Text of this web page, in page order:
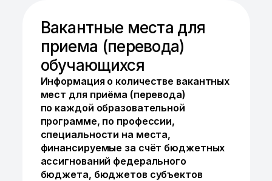
Вакантные места для
приема (перевода)
обучающихся
Информация о количестве вакантных
мест для приёма (перевода)
по каждой образовательной
программе, по профессии,
специальности на места,
финансируемые за счёт бюджетных
ассигнований федерального
бюджета, бюджетов субъектов